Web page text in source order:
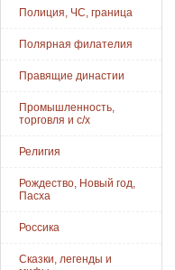
Полиция, ЧС, граница
Полярная филателия
Правящие династии
Промышленность,
торговля и с/х
Религия
Рождество, Новый год,
Пасха
Россика
Сказки, легенды и